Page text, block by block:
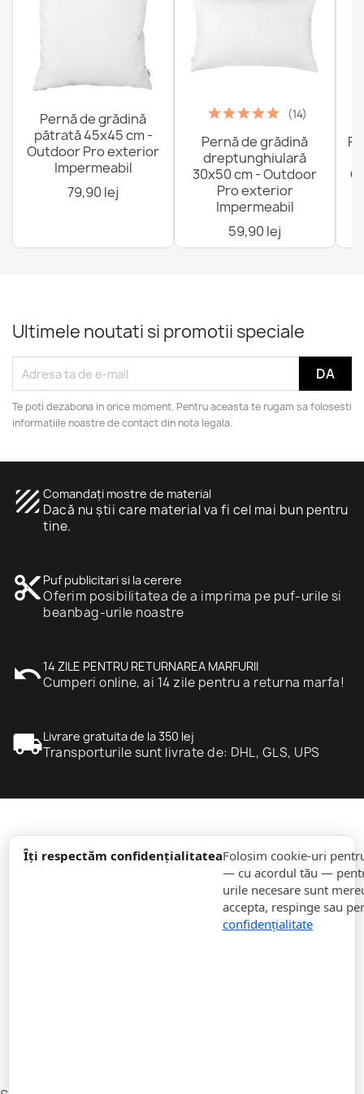
Îți respectăm confidențialitateaFolosim cookie-uri
— cu acordul tău —
urile necesare sunt
accepta, respinge sau
confidențialitate
Pernă de grădină
pătrată 45x45 cm -
Outdoor Pro exterior
Impermeabil
79,90 lej
(14)
Pernă de grădină
dreptunghiulară
30x50 cm - Outdoor
Pro exterior
Impermeabil
59,90 lej
Ultimele noutati si promotii speciale
Te poti dezabona in orice moment. Pentru aceasta te rugam sa folosesti
informatiile noastre de contact din nota legala.
texture Comandați mostre de material
Dacă nu știi care material va fi cel mai bun pentru
tine.
content_cut Puf publicitari si la cerere
Oferim posibilitatea de a imprima pe puf-urile si
beanbag-urile noastre
undo14 ZILE PENTRU RETURNAREA MARFURII
Cumperi online, ai 14 zile pentru a returna marfa!
local_shippingLivrare gratuita de la 350 lej
Transporturile sunt livrate de: DHL, GLS, UPS
informație
expand_more